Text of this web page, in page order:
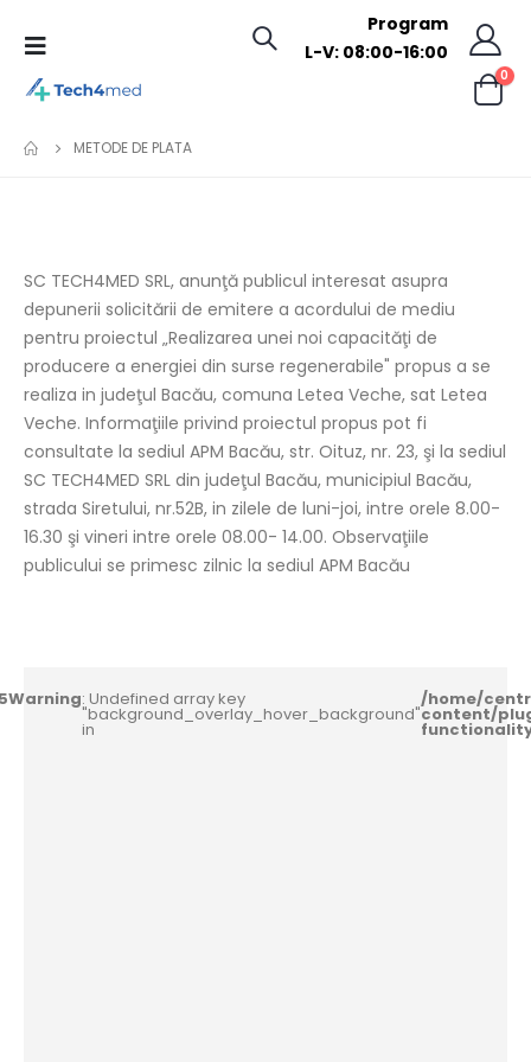
Program
L-V: 08:00-16:00
0
METODE DE PLATA
SC TECH4MED SRL, anunţă publicul interesat asupra
depunerii solicitării de emitere a acordului de mediu
pentru proiectul „Realizarea unei noi capacităţi de
producere a energiei din surse regenerabile" propus a se
realiza in judeţul Bacău, comuna Letea Veche, sat Letea
Veche. Informaţiile privind proiectul propus pot fi
consultate la sediul APM Bacău, str. Oituz, nr. 23, şi la sediul
SC TECH4MED SRL din judeţul Bacău, municipiul Bacău,
strada Siretului, nr.52B, in zilele de luni-joi, intre orele 8.00-
16.30 şi vineri intre orele 08.00- 14.00. Observaţiile
publicului se primesc zilnic la sediul APM Bacău
Warning: Undefined array key
"background_overlay_hover_background"
in
/home/
content/